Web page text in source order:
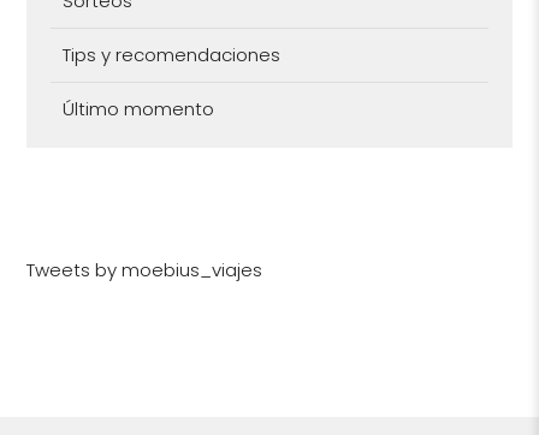
Tips y recomendaciones
Último momento
Tweets by moebius_viajes